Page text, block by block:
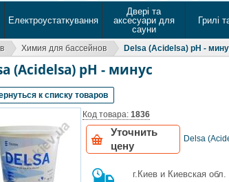
Електроустаткування
Двері та
аксесуари для
сауни
Грилі
Химия для бассейнов Delsa (Acidelsa) pH -
(Acidelsa) pH - минус
к списку товаров
Код товара: 1836
Уточнить
цену
Delsa
г.Киев и Киевская